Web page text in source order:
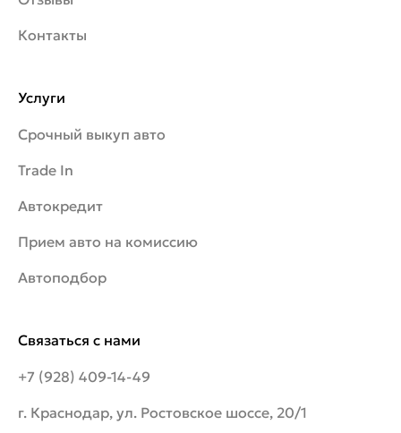
Контакты
Связаться с нами
+7 (928) 409-14-49
г. Краснодар, ул. Ростовское шоссе, 20/1
Услуги
Срочный выкуп авто
Trade In
Автокредит
Прием авто на комиссию
Автоподбор